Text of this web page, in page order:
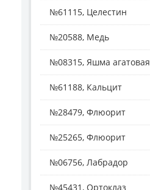
№61115, Целестин
№20588, Медь
№08315, Яшма агатовая
№61188, Кальцит
№28479, Флюорит
№25265, Флюорит
№06756, Лабрадор
№45431, Ортоклаз